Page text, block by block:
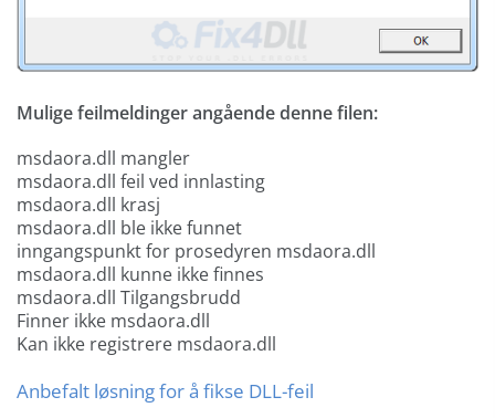
Mulige feilmeldinger angående denne filen:
msdaora.dll mangler
msdaora.dll feil ved innlasting
msdaora.dll krasj
msdaora.dll ble ikke funnet
inngangspunkt for prosedyren msdaora.dll
msdaora.dll kunne ikke finnes
msdaora.dll Tilgangsbrudd
Finner ikke msdaora.dll
Kan ikke registrere msdaora.dll
Anbefalt løsning for å fikse DLL-feil